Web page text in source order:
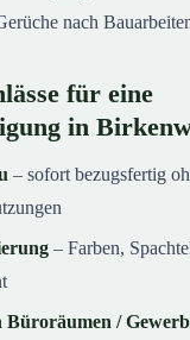
nach
für eine
in
– sofort bezugsfertig
– Farben,
Büroräumen /